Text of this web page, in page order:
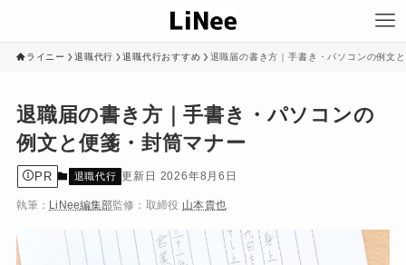
ライニー 退職代行 退職代行おすすめ 退職届の書き方｜手書き・パソコンの例文
退職届の書き方｜手書き・パソコンの
例文と便箋・封筒マナー
PR 退職代行 2026年8月6日
執筆： LiNee編集部監修： 取締役 山本貴也